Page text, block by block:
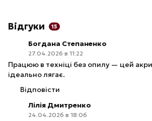
Відгуки 15
Богдана Степаненко
27.04.2026 в 11:22
Працюю в техніці без опилу — цей
ідеально лягає.
Відповісти
Лілія Дмитренко
24.04.2026 в 18:06